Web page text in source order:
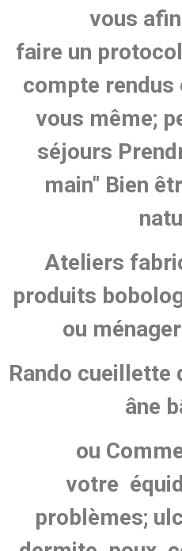
vous
faire un
compte rendus
vous même;
séjours
main" Bien
Ateliers
produits
ou
Rando cueillette
âne
ou
votre
problèmes;